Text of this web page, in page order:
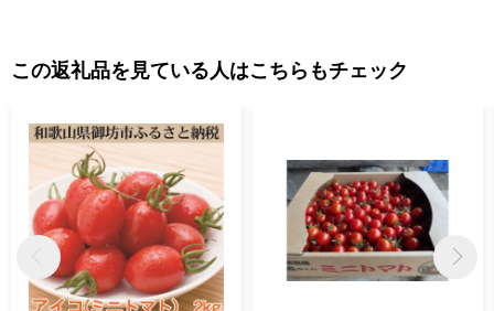
この返礼品を見ている人はこちらもチェック